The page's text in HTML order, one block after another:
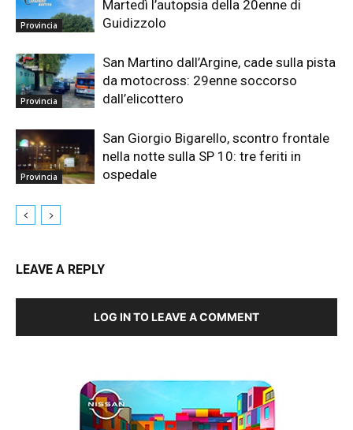
Provincia
Martedì l’autopsia della 20enne di
Guidizzolo
Provincia
San Martino dall’Argine, cade sulla pista
da motocross: 29enne soccorso
dall’elicottero
Provincia
San Giorgio Bigarello, scontro frontale
nella notte sulla SP 10: tre feriti in
ospedale
LEAVE A REPLY
LOG IN TO LEAVE A COMMENT